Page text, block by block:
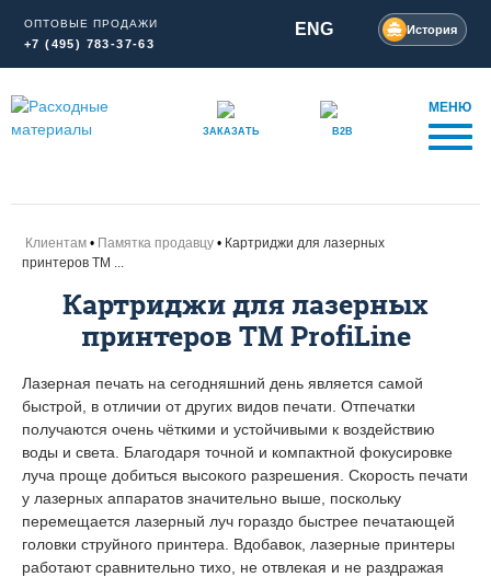
ОПТОВЫЕ ПРОДАЖИ
+7 (495) 783-37-63
ENG История
ЗАКАЗАТЬ B2B
МЕНЮ
Клиентам Памятка продавцу
Картриджи для лазерных
принтеров TM ...
Картриджи для лазерных
принтеров TM ProfiLine
Лазерная печать на сегодняшний день является самой
быстрой, в отличии от других видов печати. Отпечатки
получаются очень чёткими и устойчивыми к воздействию
воды и света. Благодаря точной и компактной фокусировке
луча проще добиться высокого разрешения. Скорость печати
у лазерных аппаратов значительно выше, поскольку
перемещается лазерный луч гораздо быстрее печатающей
головки струйного принтера. Вдобавок, лазерные принтеры
работают сравнительно тихо, не отвлекая и не раздражая